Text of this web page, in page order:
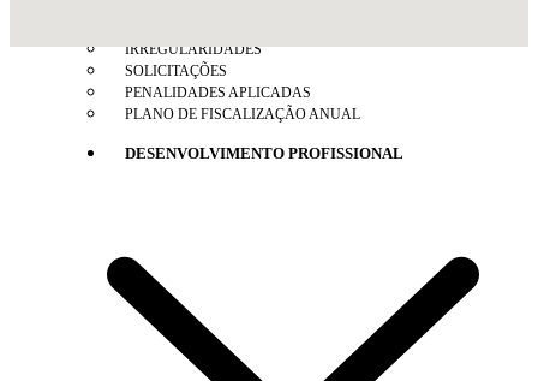
IRREGULARIDADES
SOLICITAÇÕES
PENALIDADES APLICADAS
PLANO DE FISCALIZAÇÃO ANUAL
DESENVOLVIMENTO PROFISSIONAL